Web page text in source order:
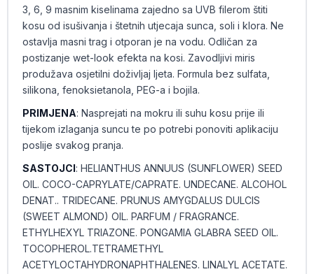
3, 6, 9 masnim kiselinama zajedno sa UVB filerom štiti
kosu od isušivanja i štetnih utjecaja sunca, soli i klora. Ne
ostavlja masni trag i otporan je na vodu. Odličan za
postizanje wet-look efekta na kosi. Zavodljivi miris
produžava osjetilni doživljaj ljeta. Formula bez sulfata,
silikona, fenoksietanola, PEG-a i bojila.
PRIMJENA: Nasprejati na mokru ili suhu kosu prije ili
tijekom izlaganja suncu te po potrebi ponoviti aplikaciju
poslije svakog pranja.
SASTOJCI: HELIANTHUS ANNUUS (SUNFLOWER) SEED
OIL. COCO-CAPRYLATE/CAPRATE. UNDECANE. ALCOHOL
DENAT.. TRIDECANE. PRUNUS AMYGDALUS DULCIS
(SWEET ALMOND) OIL. PARFUM / FRAGRANCE.
ETHYLHEXYL TRIAZONE. PONGAMIA GLABRA SEED OIL.
TOCOPHEROL.TETRAMETHYL
ACETYLOCTAHYDRONAPHTHALENES. LINALYL ACETATE.